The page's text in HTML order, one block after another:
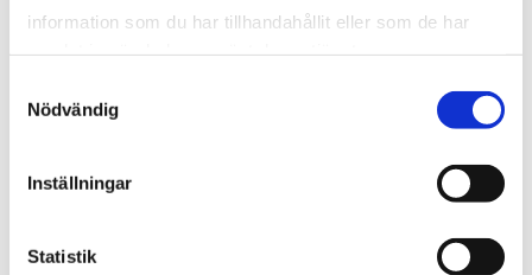
information som du har tillhandahållit eller som de har
Nödvändig
Inställningar
Statistik
Vardag
dagen kan minska cancer­